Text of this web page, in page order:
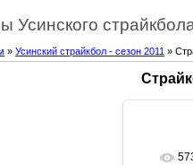
Усинского
»Усинский страйкбол - сезон 2011 »